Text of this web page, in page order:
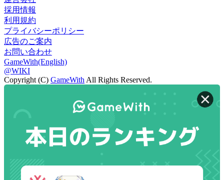
採用情報
利用規約
プライバシーポリシー
広告のご案内
お問い合わせ
GameWith(English)
@WIKI
Copyright (C) GameWith All Rights Reserved.